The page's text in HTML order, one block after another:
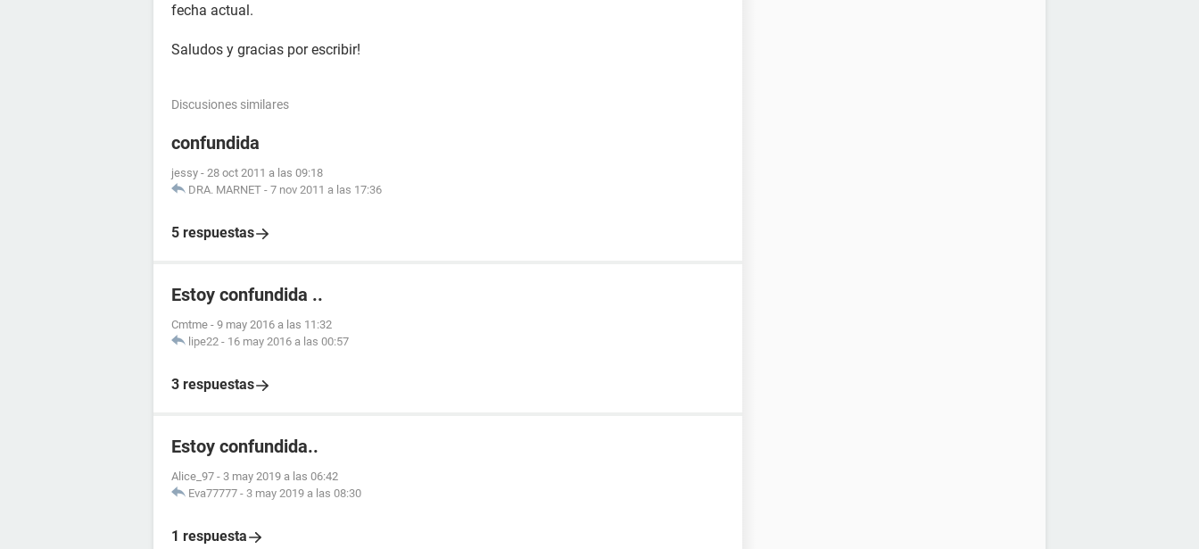
fecha actual.
Saludos y gracias por escribir!
Discusiones similares
confundida
jessy - 28 oct 2011 a las 09:18
DRA. MARNET - 7 nov 2011 a las 17:36
5 respuestas
Estoy confundida ..
Cmtme - 9 may 2016 a las 11:32
lipe22 - 16 may 2016 a las 00:57
3 respuestas
Estoy confundida..
Alice_97 - 3 may 2019 a las 06:42
Eva77777 - 3 may 2019 a las 08:30
1 respuesta